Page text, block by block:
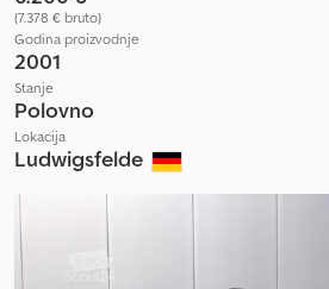
(7.378 € bruto)
Godina proizvodnje
2001
Stanje
Polovno
Lokacija
Ludwigsfelde